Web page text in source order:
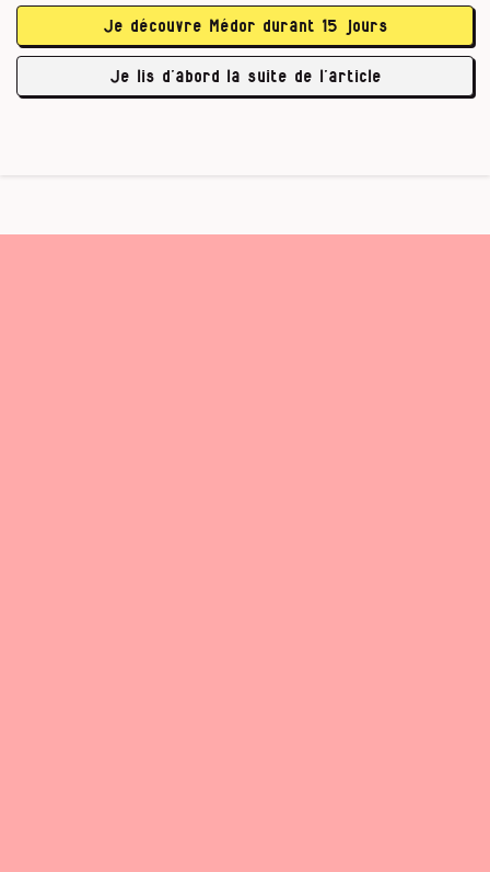
Siska Claessens n’en revient pas. L’homme
d’affaires était passé chez eux au printemps
dernier pour leur demander s’ils ne voulaient
pas vendre la …
Je découvre Médor durant 15 jours
Je lis d’abord la suite de l’article